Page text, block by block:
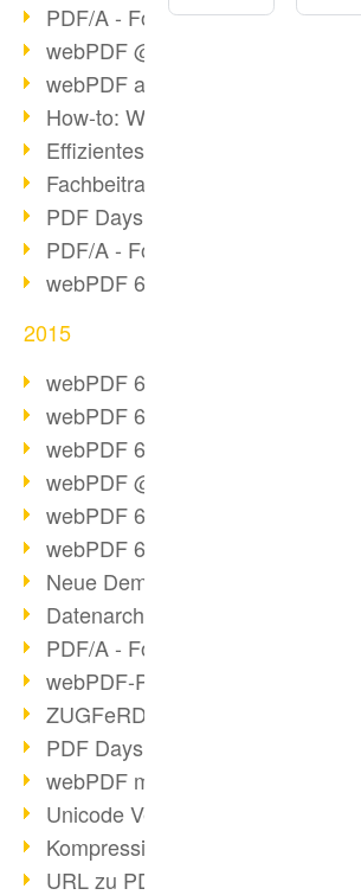
PDF/A - Format der Zukunft (3)
webPDF @ tools 2016
webPDF auf tools in Berlin
How-to: Webservices verwenden
Effizientes digitales Arbeiten
Fachbeitrag tools 2016
PDF Days Europe 2016
PDF/A - Format der Zukunft (2)
webPDF 6.0 Video-Serie (Folge 3)
2015
webPDF 6.0 als VM
webPDF 6.0 Video-Serie
webPDF 6.0 Video-Serie (Folge 2)
webPDF @ DOAG 2015
webPDF 6.0 Video-Serie (Folge 1)
webPDF 6.0 am Start
Neue Demo-Version online
Datenarchivierung aus SAP
PDF/A - Format der Zukunft (1)
webPDF-Portal Preview
ZUGFeRD als Standard
PDF Days Europe in Köln
webPDF meets tools 2015
Unicode Version 8.0 erschienen
Kompression bei Scans
URL zu PDF via webPDF